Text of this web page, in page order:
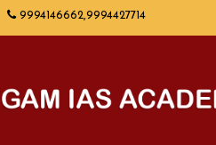
9994146662,9994427714